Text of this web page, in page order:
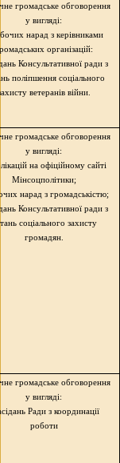
громадське обговорення
у вигляді:
нарад з керівниками
організацій:
Консультативної ради з
поліпшення соціального
ветеранів війни.
громадське обговорення
у вигляді:
на офіційному сайті
Мінсоцполітики;
нарад з громадськістю;
Консультативної ради з
соціального захисту
громадян.
громадське обговорення
у вигляді:
Ради з координації
роботи